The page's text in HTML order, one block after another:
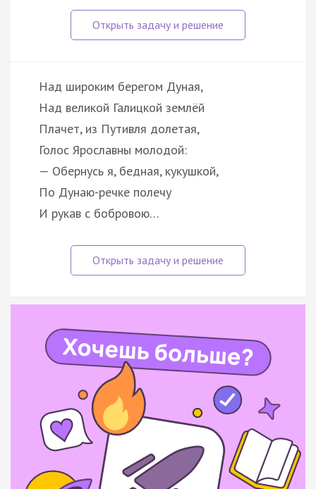
Над широким берегом Дуная,
Над великой Галицкой землёй
Плачет, из Путивля долетая,
Голос Ярославны молодой:
— Обернусь я, бедная, кукушкой,
По Дунаю-речке полечу
И рукав с бобровою…